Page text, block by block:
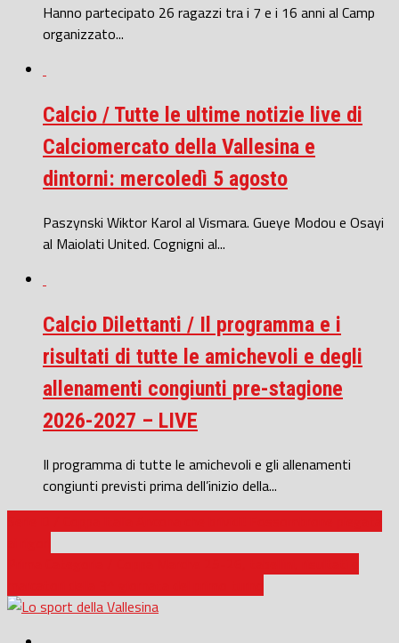
Hanno partecipato 26 ragazzi tra i 7 e i 16 anni al Camp
organizzato...
Calcio / Tutte le ultime notizie live di
Calciomercato della Vallesina e
dintorni: mercoledì 5 agosto
Paszynski Wiktor Karol al Vismara. Gueye Modou e Osayi
al Maiolati United. Cognigni al...
Calcio Dilettanti / Il programma e i
risultati di tutte le amichevoli e degli
allenamenti congiunti pre-stagione
2026-2027 – LIVE
Il programma di tutte le amichevoli e gli allenamenti
congiunti previsti prima dell’inizio della...